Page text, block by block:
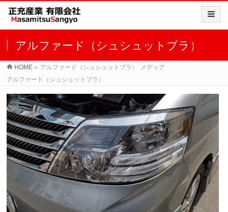
アルファード（シュシュットブラ）
HOME » アルファード（シュシュットブラ）
メディア
アルファード（シュシュットブラ）